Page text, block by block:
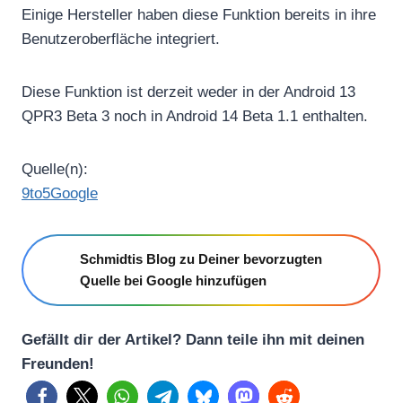
Einige Hersteller haben diese Funktion bereits in ihre
Benutzeroberfläche integriert.
Diese Funktion ist derzeit weder in der Android 13
QPR3 Beta 3 noch in Android 14 Beta 1.1 enthalten.
Quelle(n):
9to5Google
Schmidtis Blog zu Deiner bevorzugten
Quelle bei Google hinzufügen
Gefällt dir der Artikel? Dann teile ihn mit deinen
Freunden!